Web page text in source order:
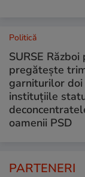
Politică
SURSE
pregătește
garniturilor
instituțiile
oamenii PSD
PARTENERI